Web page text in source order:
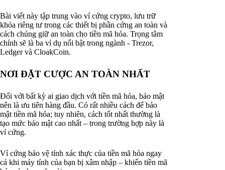
Bài viết này tập trung vào ví cứng crypto, lưu trữ
khóa riêng tư trong các thiết bị phần cứng an toàn và
cách chúng giữ an toàn cho tiền mã hóa. Trọng tâm
chính sẽ là ba ví dụ nổi bật trong ngành - Trezor,
Ledger và CloakCoin.
NƠI ĐẶT CƯỢC AN TOÀN NHẤT
Đối với bất kỳ ai giao dịch với tiền mã hóa, bảo mật
nên là ưu tiên hàng đầu. Có rất nhiều cách để bảo
mật tiền mã hóa; tuy nhiên, cách tốt nhất thường là
tạo mức bảo mật cao nhất – trong trường hợp này là
ví cứng.
Ví cứng bảo vệ tính xác thực của tiền mã hóa ngay
cả khi máy tính của bạn bị xâm nhập – khiến tiền mã